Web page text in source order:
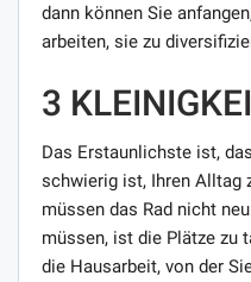
dann können Sie
arbeiten, sie zu
3
Das Erstaunlichste ist,
schwierig ist, Ihren Alltag
müssen das Rad nicht
müssen, ist die Plätze zu
die Hausarbeit, von der